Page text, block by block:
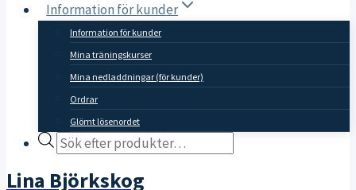
Information för kunder
Information för kunder
Mina träningskurser
Mina nedladdningar (för kunder)
Ordrar
Glömt lösenordet
Products
Lina Björkskog